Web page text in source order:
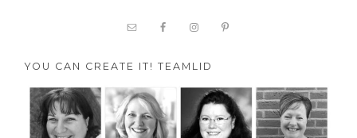
YOU CAN CREATE IT! TEAMLID